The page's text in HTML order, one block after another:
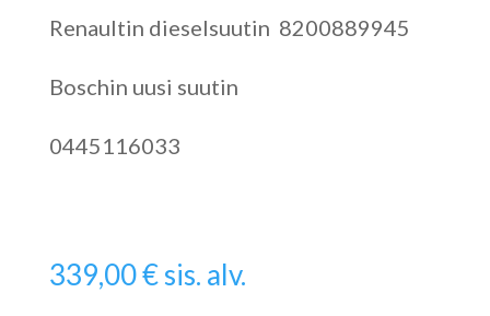
Renaultin dieselsuutin 8200889945
Boschin uusi suutin
0445116033
339,00€sis. alv.